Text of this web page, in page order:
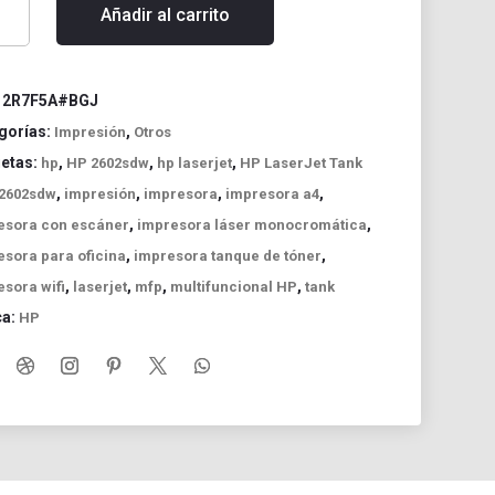
Añadir al carrito
2R7F5A#BGJ
Impresión, Otros
hp, HP 2602sdw, hp laserjet, HP LaserJet Tank
, impresión, impresora, impresora a4,
con escáner, impresora láser monocromática,
para oficina, impresora tanque de tóner,
wifi, laserjet, mfp, multifuncional HP, tank
HP